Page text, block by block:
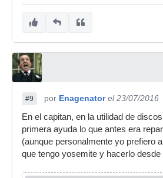
#9 por Enagenator el 23/07/2016
En el capitan, en la utilidad de
primera ayuda lo que antes era
(aunque personalmente yo prefiero
que tengo yosemite y hacerlo desde